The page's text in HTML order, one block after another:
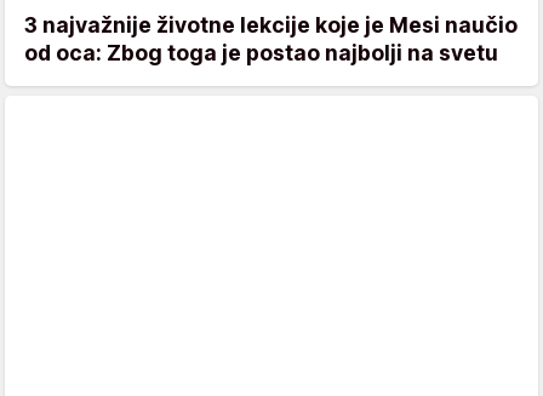
3 najvažnije životne lekcije koje je Mesi naučio
od oca: Zbog toga je postao najbolji na svetu